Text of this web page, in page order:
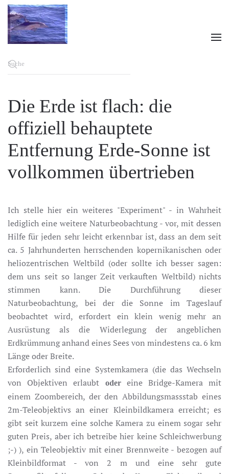
Zum Hauptinhalt springen
Die Erde ist flach: die
offiziell behauptete
Entfernung Erde-Sonne ist
vollkommen übertrieben
Ich stelle hier ein weiteres "Experiment" - in Wahrheit
lediglich eine weitere Naturbeobachtung - vor, mit dessen
Hilfe für jeden sehr leicht erkennbar ist, dass an dem seit
ca. 5 Jahrhunderten herrschenden kopernikanischen oder
heliozentrischen Weltbild (oder sollte ich besser sagen:
dem uns seit so langer Zeit verkauften Weltbild) nichts
stimmen kann. Die Durchführung dieser
Naturbeobachtung, bei der die Sonne im Tageslauf
beobachtet wird, erfordert ein klein wenig mehr an
Ausrüstung als die Widerlegung der angeblichen
Erdkrümmung anhand eines Sees von mindestens ca. 6 km
Länge oder Breite.
Erforderlich sind eine Systemkamera (die das Wechseln
von Objektiven erlaubt
odereine Bridge-Kamera mit
einem Zoombereich, der den Abbildungsmassstab eines
2m-Teleobjektivs an einer Kleinbildkamera erreicht; es
gibt seit kurzem eine solche Kamera zu einem sogar sehr
guten Preis, aber ich betreibe hier keine Schleichwerbung
;-) ), ein Teleobjektiv mit einer Brennweite - bezogen auf
Kleinbildformat - von 2 m und eine sehr gute